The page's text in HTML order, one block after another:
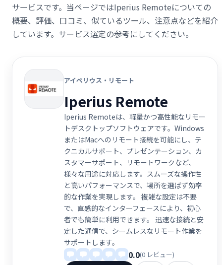
サービスです。当ページではIperius Remoteについての
概要、評価、口コミ、似ているツール、注意点などを紹介
しています。サービス選定の参考にしてください。
アイペリウス・リモート
Iperius Remote
Iperius Remoteは、軽量かつ高性能なリモー
トデスクトップソフトウェアです。Windows
またはMacへのリモート接続を可能にし、テ
クニカルサポート、プレゼンテーション、カ
スタマーサポート、リモートワークなど、
様々な用途に対応します。スムーズな操作性
と高いパフォーマンスで、場所を選ばず効率
的な作業を実現します。 複雑な設定は不要
で、直感的なインターフェースにより、初心
者でも簡単に利用できます。 迅速な接続と安
定した通信で、シームレスなリモート作業を
サポートします。
0.0(0 レビュー)